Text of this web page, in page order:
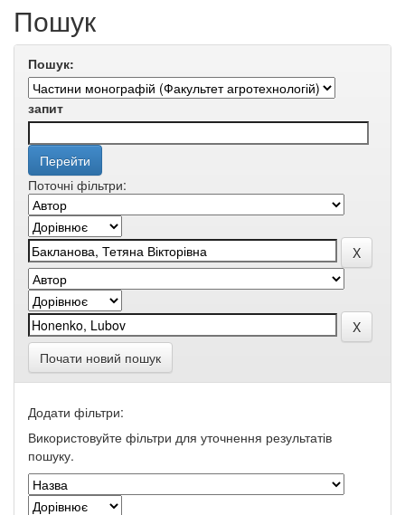
Пошук
Пошук:
запит
Поточні фільтри:
Почати новий пошук
Додати фільтри:
Використовуйте фільтри для уточнення результатів
пошуку.